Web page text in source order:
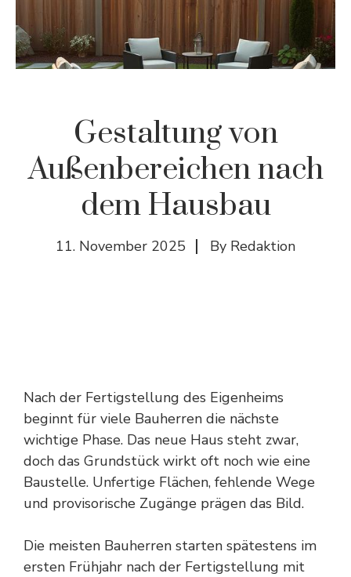
Gestaltung von
Außenbereichen nach
dem Hausbau
11. November 2025 By Redaktion
Nach der Fertigstellung des Eigenheims
beginnt für viele Bauherren die nächste
wichtige Phase. Das neue Haus steht zwar,
doch das Grundstück wirkt oft noch wie eine
Baustelle. Unfertige Flächen, fehlende Wege
und provisorische Zugänge prägen das Bild.
Die meisten Bauherren starten spätestens im
ersten Frühjahr nach der Fertigstellung mit